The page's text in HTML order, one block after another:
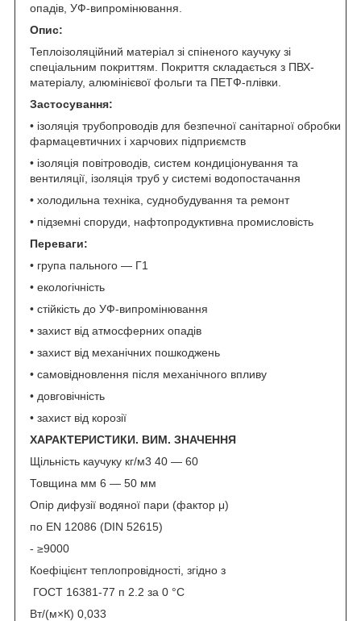
опадів, УФ-випромінювання.
Опис:
Теплоізоляційний матеріал зі спіненого каучуку зі
спеціальним покриттям. Покриття складається з ПВХ-
матеріалу, алюмінієвої фольги та ПЕТФ-плівки.
Застосування:
• ізоляція трубопроводів для безпечної санітарної обробки
фармацевтичних і харчових підприємств
• ізоляція повітроводів, систем кондиціонування та
вентиляції, ізоляція труб у системі водопостачання
• холодильна техніка, суднобудування та ремонт
• підземні споруди, нафтопродуктивна промисловість
Переваги:
• група пального — Г1
• екологічність
• стійкість до УФ-випромінювання
• захист від атмосферних опадів
• захист від механічних пошкоджень
• самовідновлення після механічного впливу
• довговічність
• захист від корозії
ХАРАКТЕРИСТИКИ. ВИМ. ЗНАЧЕННЯ
Щільність каучуку кг/м3 40 — 60
Товщина мм 6 — 50 мм
Опір дифузії водяної пари (фактор μ)
по EN 12086 (DIN 52615)
- ≥9000
Коефіцієнт теплопровідності, згідно з
ГОСТ 16381-77 п 2.2 за 0 °C
Вт/(м×К) 0,033